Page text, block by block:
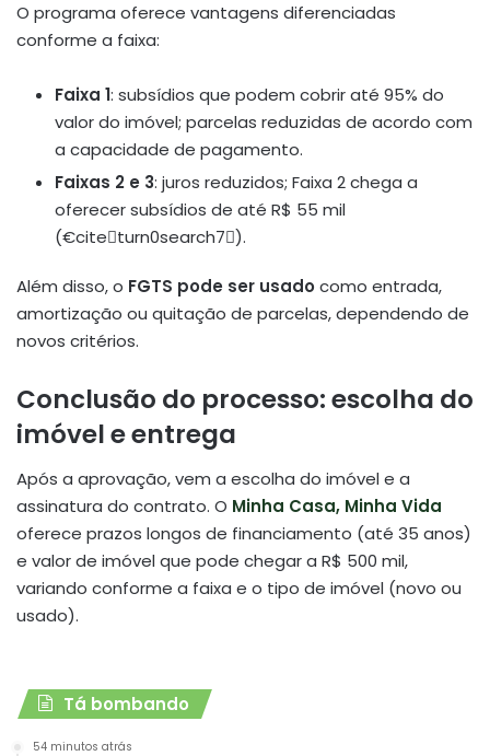
O programa oferece vantagens diferenciadas
conforme a faixa:
Faixa 1: subsídios que podem cobrir até 95% do
valor do imóvel; parcelas reduzidas de acordo com
a capacidade de pagamento.
Faixas 2 e 3: juros reduzidos; Faixa 2 chega a
oferecer subsídios de até R$ 55 mil
(€citeturn0search7).
Além disso, o FGTS pode ser usado como entrada,
amortização ou quitação de parcelas, dependendo de
novos critérios.
Conclusão do processo: escolha do
imóvel e entrega
Após a aprovação, vem a escolha do imóvel e a
assinatura do contrato. O Minha Casa, Minha Vida
oferece prazos longos de financiamento (até 35 anos)
e valor de imóvel que pode chegar a R$ 500 mil,
variando conforme a faixa e o tipo de imóvel (novo ou
usado).
Tá bombando
54 minutos atrás